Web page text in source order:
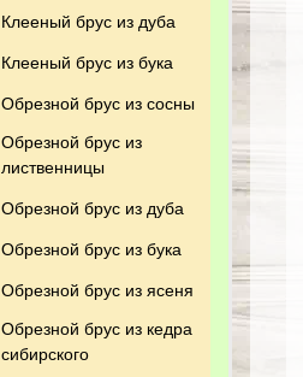
Клееный брус из дуба
Клееный брус из бука
Обрезной брус из сосны
Обрезной брус из
лиственницы
Обрезной брус из дуба
Обрезной брус из бука
Обрезной брус из ясеня
Обрезной брус из кедра
сибирского